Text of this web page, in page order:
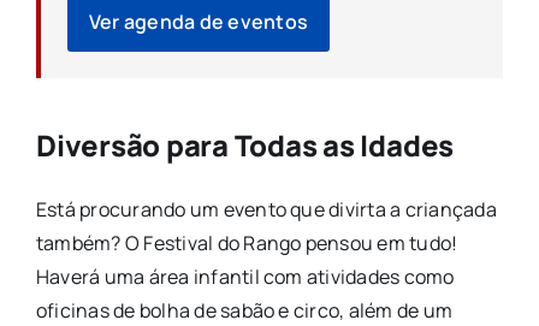
Ver agenda de eventos
Diversão para Todas as Idades
Está procurando um evento que divirta a criançada
também? O Festival do Rango pensou em tudo!
Haverá uma área infantil com atividades como
oficinas de bolha de sabão e circo, além de um